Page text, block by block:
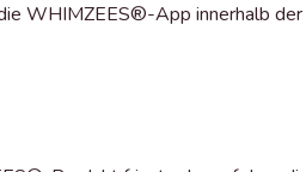
WHIMZEES®-App innerhalb